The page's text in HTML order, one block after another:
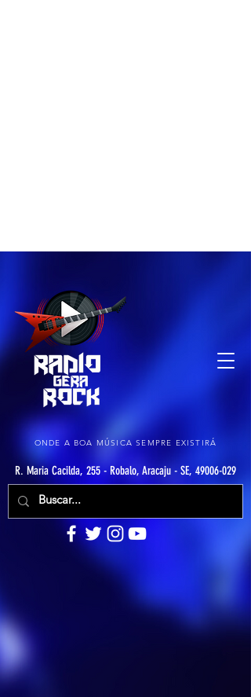
ONDE A BOA MÚSICA SEMPRE EXISTIRÁ
R. Maria Cacilda, 255 - Robalo, Aracaju - SE, 49006-029